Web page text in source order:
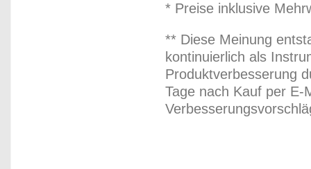
* Preise inklusive
** Diese Meinung
kontinuierlich als
Produktverbesserung
Tage nach Kauf per E-